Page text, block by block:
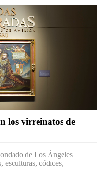
los virreinatos de
de Los Ángeles
códices,